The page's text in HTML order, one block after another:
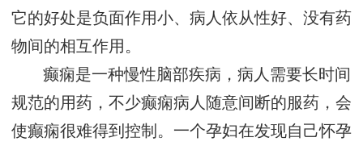
它的好处是负面作用小、病人依从性好、没有药
物间的相互作用。
癫痫是一种慢性脑部疾病，病人需要长时间
规范的用药，不少癫痫病人随意间断的服药，会
使癫痫很难得到控制。一个孕妇在发现自己怀孕